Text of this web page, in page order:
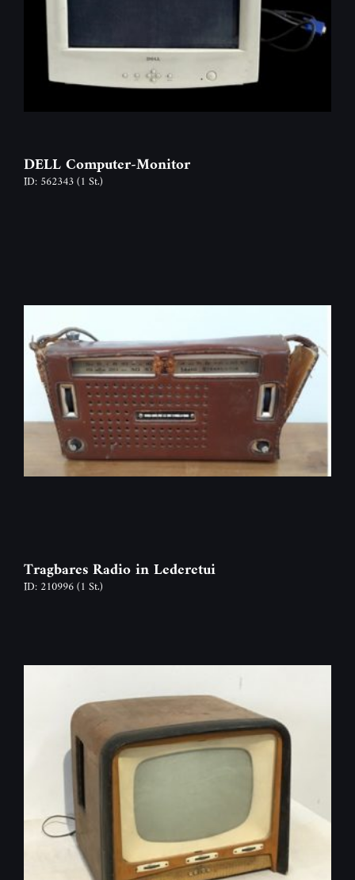
DELL Computer-Monitor
ID: 562343(1 St.)
Tragbares Radio in Lederetui
ID: 210996(1 St.)